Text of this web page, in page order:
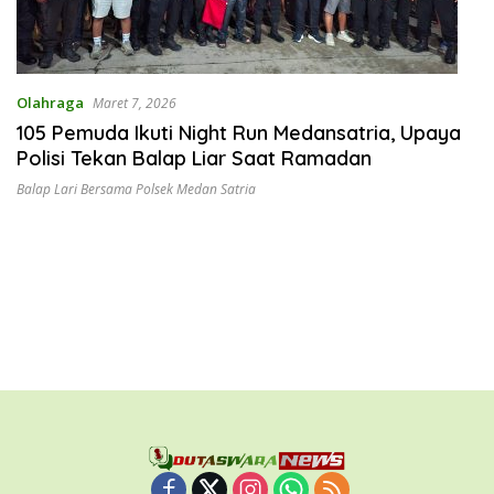
Olahraga Maret 7, 2026
105 Pemuda Ikuti Night Run Medansatria, Upaya
Polisi Tekan Balap Liar Saat Ramadan
Balap Lari Bersama Polsek Medan Satria